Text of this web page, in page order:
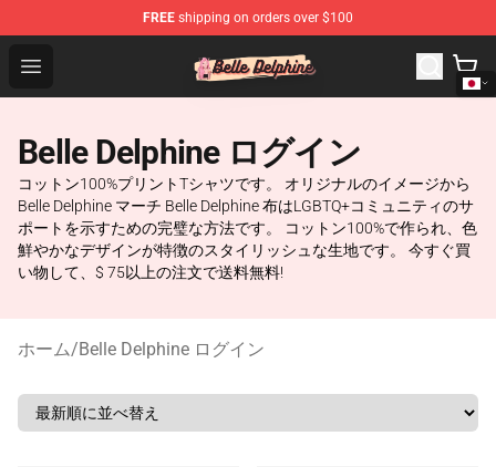
FREE shipping on orders over $100
Open menu
Belle Delphine Store - Official Belle Delphine
Belle Delphine ログイン
コットン100%プリントTシャツです。 オリジナルのイメージから
Belle Delphine マーチ Belle Delphine 布はLGBTQ+コミュニティのサ
ポートを示すための完璧な方法です。 コットン100%で作られ、色
鮮やかなデザインが特徴のスタイリッシュな生地です。 今すぐ買
い物して、$ 75以上の注文で送料無料!
ホーム/Belle Delphine ログイン